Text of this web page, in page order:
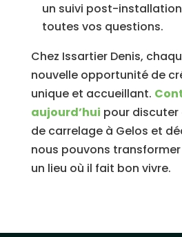
un suivi post-
toutes vos questions.
Chez Issartier Denis,
nouvelle opportunité de
unique et accueillant.
aujourd’hui pour
de carrelage à Gelos et
nous pouvons
un lieu où il fait bon vivre.